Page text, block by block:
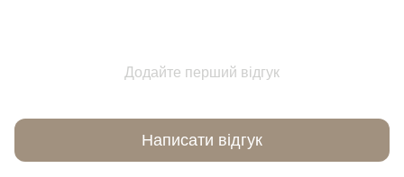
Додайте перший відгук
Написати відгук